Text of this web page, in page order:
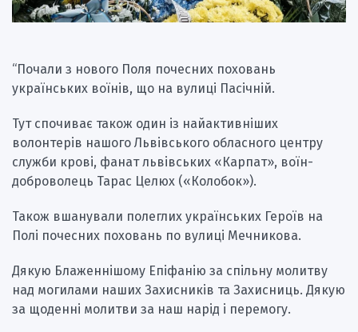
“Почали з нового Поля почесних поховань
українських воїнів, що на вулиці Пасічній.
Тут спочиває також один із найактивніших
волонтерів нашого Львівського обласного центру
служби крові, фанат львівських «Карпат», воїн-
доброволець Тарас Целюх («Колобок»).
Також вшанували полеглих українських Героїв на
Полі почесних поховань по вулиці Мечникова.
Дякую Блаженнішому Епіфанію за спільну молитву
над могилами наших Захисників та Захисниць. Дякую
за щоденні молитви за наш нарід і перемогу.